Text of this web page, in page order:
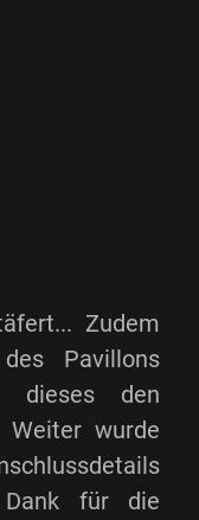
Zudem
Pavillons
dieses den
Weiter wurde
Dank für die